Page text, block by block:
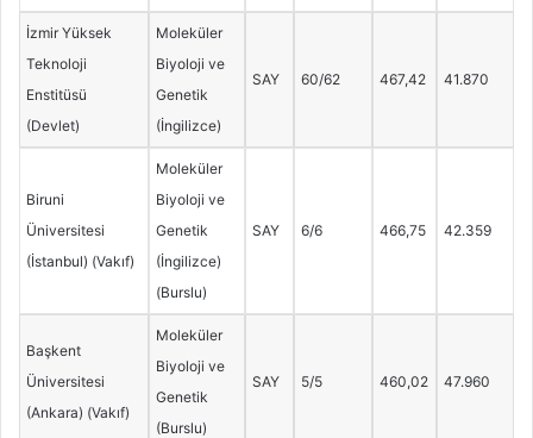
İzmir Yüksek
Teknoloji
Enstitüsü
(Devlet)
Moleküler
Biyoloji ve
Genetik
(İngilizce)
SAY 60/62 467,42 41.870
Biruni
Üniversitesi
(İstanbul) (Vakıf)
Moleküler
Biyoloji ve
Genetik
(İngilizce)
(Burslu)
SAY 6/6 466,75 42.359
Başkent
Üniversitesi
(Ankara) (Vakıf)
Moleküler
Biyoloji ve
Genetik
(Burslu)
SAY 5/5 460,02 47.960